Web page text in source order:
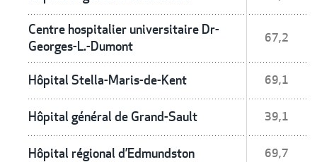
Centre hospitalier universitaire Dr-
Georges-L.-Dumont
67,2
Hôpital Stella-Maris-de-Kent 69,1
Hôpital général de Grand-Sault 39,1
Hôpital régional d’Edmundston 69,7